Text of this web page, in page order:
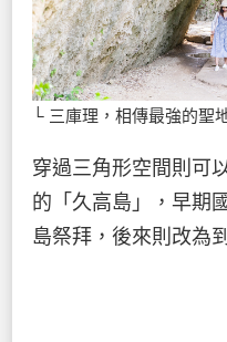
└ 三庫理，相傳最強的聖
穿過三角形空間則可
的「久高島」，早期
島祭拜，後來則改為